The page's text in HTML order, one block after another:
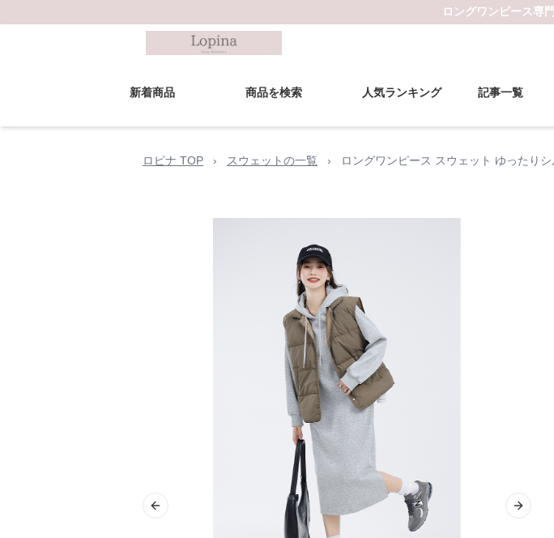
ロングワンピース専
新着商品 商品を検索 人気ランキング 記事一覧
ロピナ TOP › スウェットの一覧 › ロングワンピース スウェット ゆったり
Previous slide Next